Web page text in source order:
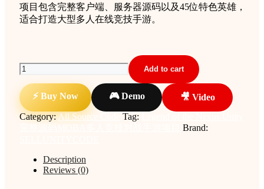
项目包含完整客户端、服务器源码以及45位特色英雄，
适合打造大型多人在线竞技手游。
Legend
of
the
Nexus
Unity
完
MOBA
Add to cart
⚡ Buy Now 🎮 Demo
🎥 Video
Category:All Source Code Tag:
Brand:
Description
Reviews (0)